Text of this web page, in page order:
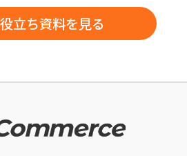
立ち資料を見る